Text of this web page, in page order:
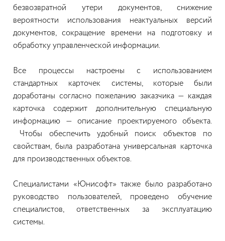
безвозвратной утери документов, снижение
вероятности использования неактуальных версий
документов, сокращение времени на подготовку и
обработку управленческой информации.
Все процессы настроены с использованием
стандартных карточек системы, которые были
доработаны согласно пожеланию заказчика — каждая
карточка содержит дополнительную специальную
информацию — описание проектируемого объекта.
Чтобы обеспечить удобный поиск объектов по
свойствам, была разработана универсальная карточка
для производственных объектов.
Специалистами «Юнисофт» также было разработано
руководство пользователей, проведено обучение
специалистов, ответственных за эксплуатацию
системы.